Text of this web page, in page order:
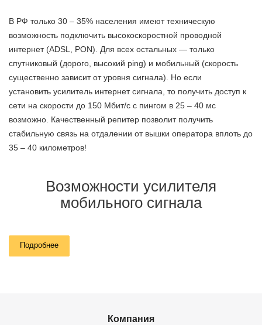
В РФ только 30 – 35% населения имеют техническую
возможность подключить высокоскоростной проводной
интернет (ADSL, PON). Для всех остальных — только
спутниковый (дорого, высокий ping) и мобильный (скорость
существенно зависит от уровня сигнала). Но если
установить усилитель интернет сигнала, то получить доступ к
сети на скорости до 150 Мбит/с с пингом в 25 – 40 мс
возможно. Качественный репитер позволит получить
стабильную связь на отдалении от вышки оператора вплоть до
35 – 40 километров!
Возможности усилителя
мобильного сигнала
стабильную связь на площади до 1500 м2 (можно
Wi-Fi покрытие (если доукомплектовать систему роутером
Подробнее
Компания